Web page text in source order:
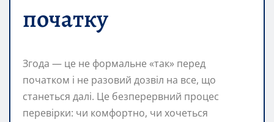
початку
Згода — це не формальне «так» перед
початком і не разовий дозвіл на все, що
станеться далі. Це безперервний процес
перевірки: чи комфортно, чи хочеться